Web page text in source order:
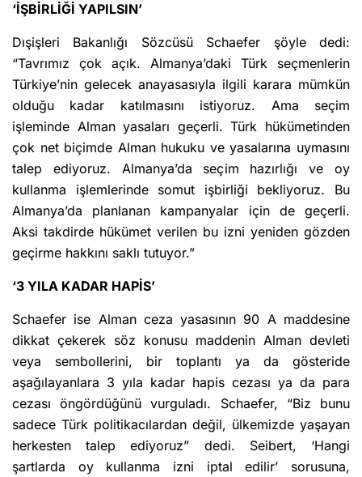
‘İŞBİRLİĞİ YAPILSIN’
Dışişleri Bakanlığı Sözcüsü Schaefer şöyle dedi:
“Tavrımız çok açık. Almanya’daki Türk seçmenlerin
Türkiye’nin gelecek anayasasıyla ilgili karara mümkün
olduğu kadar katılmasını istiyoruz. Ama seçim
işleminde Alman yasaları geçerli. Türk hükümetinden
çok net biçimde Alman hukuku ve yasalarına uymasını
talep ediyoruz. Almanya’da seçim hazırlığı ve oy
kullanma işlemlerinde somut işbirliği bekliyoruz. Bu
Almanya’da planlanan kampanyalar için de geçerli.
Aksi takdirde hükümet verilen bu izni yeniden gözden
geçirme hakkını saklı tutuyor.”
‘3 YILA KADAR HAPİS’
Schaefer ise Alman ceza yasasının 90 A maddesine
dikkat çekerek söz konusu maddenin Alman devleti
veya sembollerini, bir toplantı ya da gösteride
aşağılayanlara 3 yıla kadar hapis cezası ya da para
cezası öngördüğünü vurguladı. Schaefer, “Biz bunu
sadece Türk politikacılardan değil, ülkemizde yaşayan
herkesten talep ediyoruz” dedi. Seibert, ‘Hangi
şartlarda oy kullanma izni iptal edilir’ sorusuna,